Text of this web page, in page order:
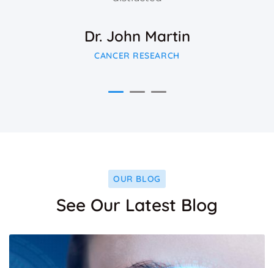
Dr. John Martin
CANCER RESEARCH
OUR BLOG
See Our Latest Blog